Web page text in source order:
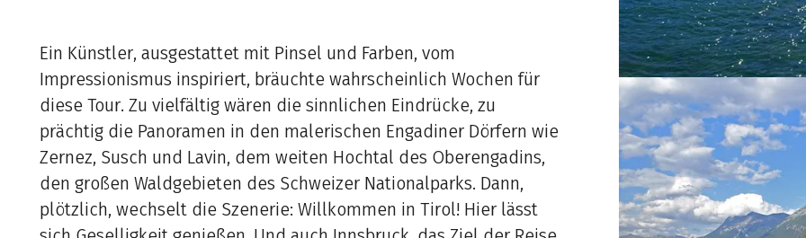
Ein Künstler, ausgestattet mit Pinsel und Farben, vom
Impressionismus inspiriert, bräuchte wahrscheinlich Wochen für
diese Tour. Zu vielfältig wären die sinnlichen Eindrücke, zu
prächtig die Panoramen in den malerischen Engadiner Dörfern wie
Zernez, Susch und Lavin, dem weiten Hochtal des Oberengadins,
den großen Waldgebieten des Schweizer Nationalparks. Dann,
plötzlich, wechselt die Szenerie: Willkommen in Tirol! Hier lässt